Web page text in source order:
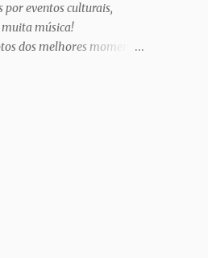
por eventos culturais,
música!
dos melhores momentos